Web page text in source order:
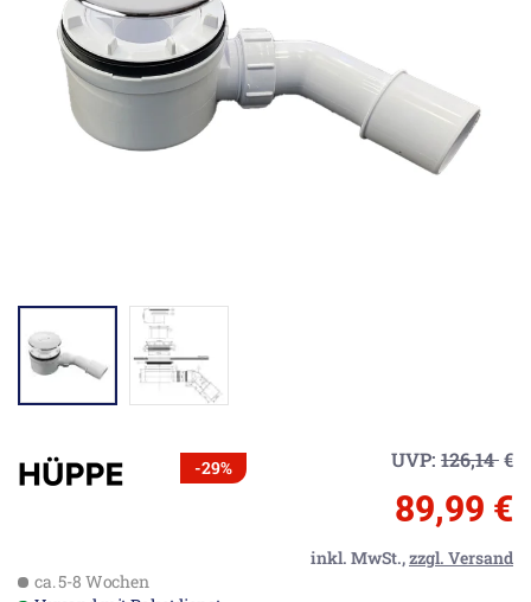
-29% UVP: 126,14€
89,99 €
inkl. MwSt.,zzgl. Versand
ca. 5-8 Wochen